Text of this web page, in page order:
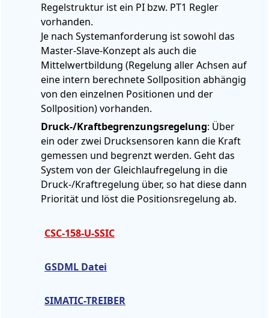
Regelstruktur ist ein PI bzw. PT1 Regler
vorhanden.
Je nach Systemanforderung ist sowohl das
Master-Slave-Konzept als auch die
Mittelwertbildung (Regelung aller Achsen auf
eine intern berechnete Sollposition abhängig
von den einzelnen Positionen und der
Sollposition) vorhanden.
Druck-/Kraftbegrenzungsregelung: Über
ein oder zwei Drucksensoren kann die Kraft
gemessen und begrenzt werden. Geht das
System von der Gleichlaufregelung in die
Druck-/Kraftregelung über, so hat diese dann
Priorität und löst die Positionsregelung ab.
CSC-158-U-SSIC
GSDML Datei
SIMATIC-TREIBER